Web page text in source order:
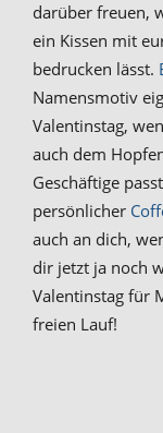
darüber freuen,
ein Kissen mit
bedrucken lässt.
Namensmotiv
Valentinstag,
auch dem
Geschäftige
persönlicher
auch an dich,
dir jetzt ja noch
Valentinstag für
freien Lauf!